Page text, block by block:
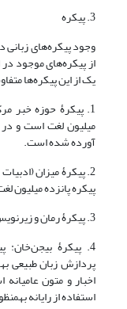
3. پیکره
وجود پیکره‌های
از پیکره‌های موجود
یک از این پیکره‌ها
1. پیکرۀ حوزه خبر
میلیون لغت است و در
آورده شده است.
2. پیکرۀ میزان
پیکره پانزده میلیون
3. پیکرۀ رمان و زیرنویس فیلم.
اخبار و متون
استفاده از رایانه به‎منظور پردازش زبان گفتاری و نوشتاری).